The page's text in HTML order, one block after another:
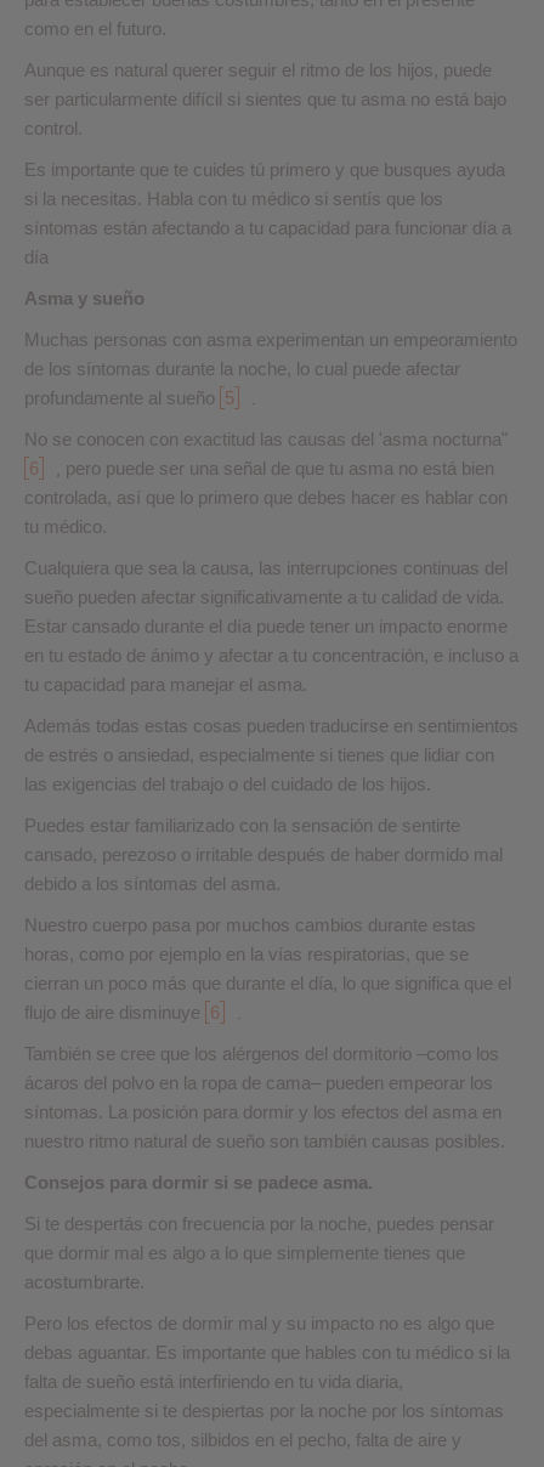
como en el futuro.
Aunque es natural querer seguir el ritmo de los hijos, puede
ser particularmente difícil si sientes que tu asma no está bajo
control.
Es importante que te cuides tú primero y que busques ayuda
si la necesitas. Habla con tu médico si sentís que los
síntomas están afectando a tu capacidad para funcionar día a
día
Asma y sueño
Muchas personas con asma experimentan un empeoramiento
de los síntomas durante la noche, lo cual puede afectar
profundamente al sueño 5
No se conocen con exactitud las causas del 'asma nocturna"
6
pero puede ser una señal de que tu asma no está bien
controlada, así que lo primero que debes hacer es hablar con
tu médico.
Cualquiera que sea la causa, las interrupciones continuas del
sueño pueden afectar significativamente a tu calidad de vida.
Estar cansado durante el día puede tener un impacto enorme
en tu estado de ánimo y afectar a tu concentración, e incluso a
tu capacidad para manejar el asma.
Además todas estas cosas pueden traducirse en sentimientos
de estrés o ansiedad, especialmente si tienes que lidiar con
las exigencias del trabajo o del cuidado de los hijos.
Puedes estar familiarizado con la sensación de sentirte
cansado, perezoso o irritable después de haber dormido mal
debido a los síntomas del asma.
Nuestro cuerpo pasa por muchos cambios durante estas
horas, como por ejemplo en la vías respiratorias, que se
cierran un poco más que durante el día, lo que significa que el
flujo de aire disminuye 6
También se cree que los alérgenos del dormitorio –como los
ácaros del polvo en la ropa de cama– pueden empeorar los
síntomas. La posición para dormir y los efectos del asma en
nuestro ritmo natural de sueño son también causas posibles.
Consejos para dormir si se padece asma.
Si te despertás con frecuencia por la noche, puedes pensar
que dormir mal es algo a lo que simplemente tienes que
acostumbrarte.
Pero los efectos de dormir mal y su impacto no es algo que
debas aguantar. Es importante que hables con tu médico si la
falta de sueño está interfiriendo en tu vida diaria,
especialmente si te despiertas por la noche por los síntomas
del asma, como tos, silbidos en el pecho, falta de aire y